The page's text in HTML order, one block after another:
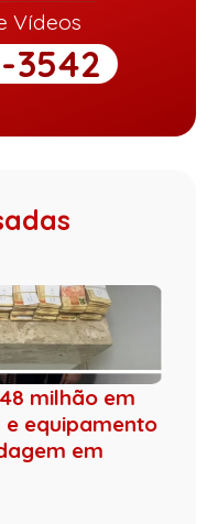
Vídeos
3542
milhão em
e equipamento
em